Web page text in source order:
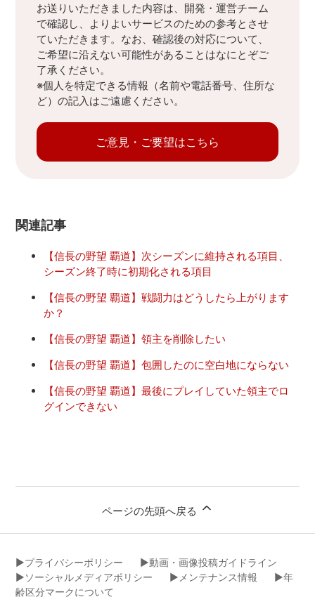
お送りいただきました内容は、開発・運営チーム
で確認し、よりよいサービスのための参考とさせ
ていただきます。なお、確認後の対応について、
ご希望に沿えない可能性があることはなにとぞご
了承ください。
※個人を特定できる情報（名前や電話番号、住所な
ど）の記入はご遠慮ください。
ご意見・ご要望はこちら
関連記事
【信長の野望 覇道】次シーズンに維持される項目、
シーズン終了時に初期化される項目
【信長の野望 覇道】戦闘力はどうしたら上がります
か？
【信長の野望 覇道】領主を削除したい
【信長の野望 覇道】包囲したのに空白地にならない
【信長の野望 覇道】最後にプレイしていた領主でロ
グインできない
ページの先頭へ戻る
▶︎プライバシーポリシー
▶︎動画・画像投稿ガイドライン
▶︎ソーシャルメディアポリシー
▶︎メンテナンス情報
▶︎年
齢区分マークについて